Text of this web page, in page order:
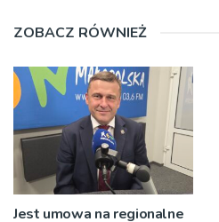
ZOBACZ RÓWNIEŻ
Jest umowa na regionalne